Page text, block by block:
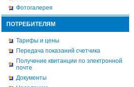
Фотогалерея
ПОТРЕБИТЕЛЯМ
Тарифы и цены
Передача показаний счетчика
Получение квитанции по электронной
почте
Документы